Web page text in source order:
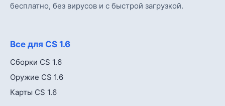
бесплатно, без вирусов и с быстрой загрузкой.
Все для CS 1.6
Сборки CS 1.6
Оружие CS 1.6
Карты CS 1.6